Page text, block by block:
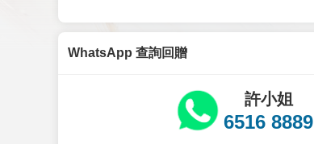
WhatsApp 查詢回贈
許小姐
6516 8889